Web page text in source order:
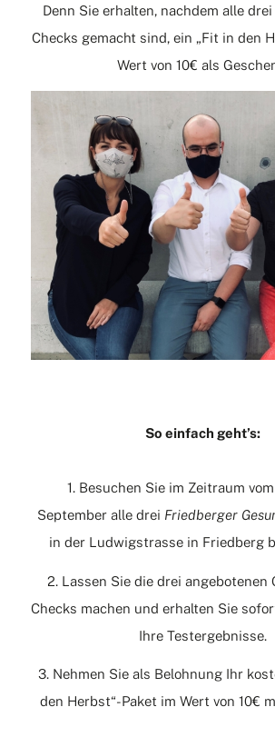
Denn Sie erhalten, nachdem alle
Checks gemacht sind, ein „Fit in den
Wert von 10€ als
So einfach geht’s:
1. Besuchen Sie im Zeitraum
September alle drei Friedberger
in der Ludwigstrasse in Friedberg
2. Lassen Sie die drei angebotenen
Checks machen und erhalten Sie
Ihre Testergebnisse.
3. Nehmen Sie als Belohnung Ihr
den Herbst“-Paket im Wert von 10€